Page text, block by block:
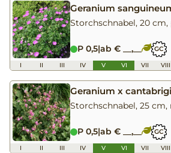
Geranium
Storchschnabel, 20 cm,
P 0,5|ab € __,__ GC
I II III IV V VI VII VIII
Geranium x
Storchschnabel, 25 cm,
P 0,5|ab € __,__ GC
I II III IV V VI VII VIII